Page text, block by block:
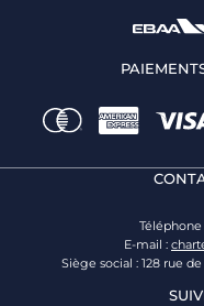
Téléphone
E-mail :
Siège social : 128 rue